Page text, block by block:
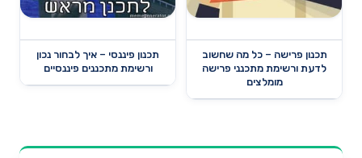
תכנון פרישה – כל מה שחשוב
לדעת ורשימת מתכנני פרישה
מומלצים
תכנון פיננסי – איך לבחור נכון
ורשימת מתכננים פיננסיים